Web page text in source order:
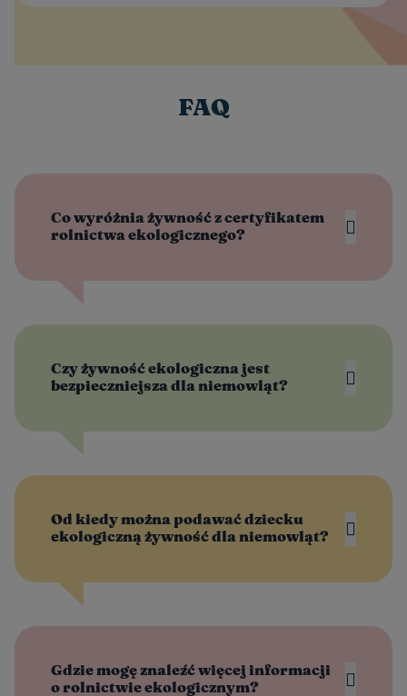
FAQ
Co wyróżnia żywność z certyfikatem
rolnictwa ekologicznego?
Czy żywność ekologiczna jest
bezpieczniejsza dla niemowląt?
Od kiedy można podawać dziecku
ekologiczną żywność dla niemowląt?
Gdzie mogę znaleźć więcej informacji
o rolnictwie ekologicznym?